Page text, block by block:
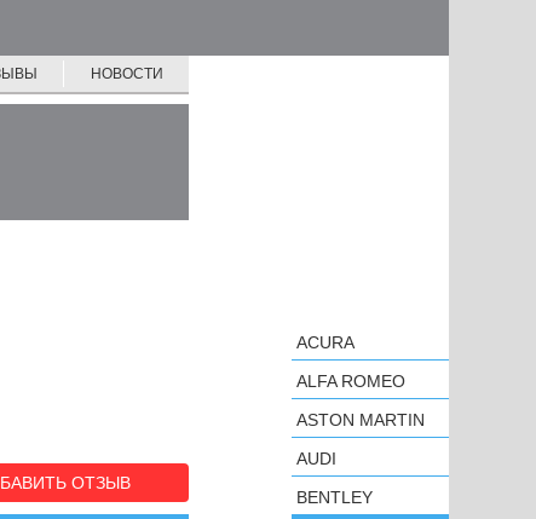
НОВОСТИ
ОТЗЫВ
ACURA
ALFA ROMEO
ASTON MARTIN
AUDI
BENTLEY